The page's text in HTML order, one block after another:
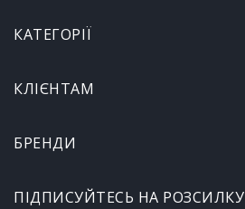
КАТЕГОРІЇ
КЛІЄНТАМ
БРЕНДИ
ПІДПИСУЙТЕСЬ НА РОЗСИЛКУ